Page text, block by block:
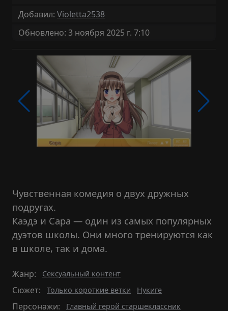
Добавил: Violetta2538
Обновлено: 3 ноября 2025 г. 7:10
Чувственная комедия о двух дружных
подругах.
Каэдэ и Сара — один из самых популярных
дуэтов школы. Они много тренируются как
в школе, так и дома.
Жанр: Сексуальный контент
Сюжет: Только короткие ветки Нукиге
Персонажи:
Главный герой старшеклассник